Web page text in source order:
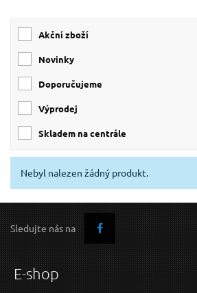
Akční zboží
Novinky
Doporučujeme
Výprodej
skladem na centrále
Nebyl nalezen žádný produkt.
Sledujte nás na
E-shop